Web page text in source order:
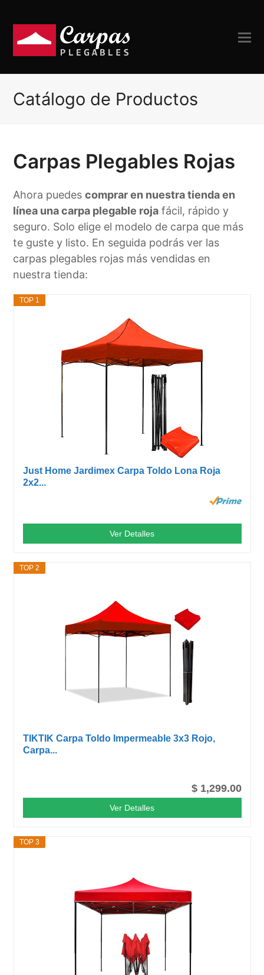
Catálogo de Productos
Carpas Plegables Rojas
Ahora puedescomprar en nuestra tienda en
línea una carpa plegable roja fácil, rápido y
seguro. Solo elige el modelo de carpa que más
te guste y listo. En seguida podrás ver las
carpas plegables rojas más vendidas en
nuestra tienda:
TOP 1
Just Home Jardimex Carpa Toldo Lona Roja
2x2...
Ver Detalles
TOP 2
TIKTIK Carpa Toldo Impermeable 3x3 Rojo,
Carpa...
$ 1,299.00
Ver Detalles
TOP 3